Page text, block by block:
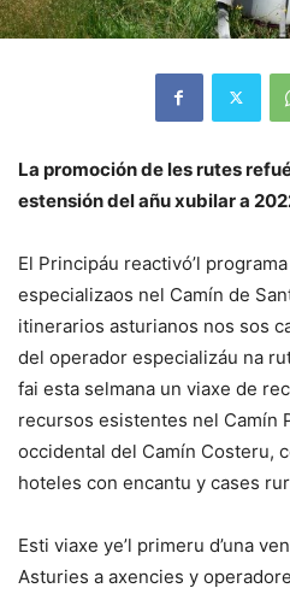
La promoción de les rutes
estensión del añu xubilar a
El Principáu reactivó’l
especializaos nel Camín de
itinerarios asturianos nos sos
del operador especializáu na
fai esta selmana un viaxe de
recursos esistentes nel Camín
occidental del Camín Costeru,
hoteles con encantu y cases
Esti viaxe ye’l primeru d’una
Asturies a axencies y